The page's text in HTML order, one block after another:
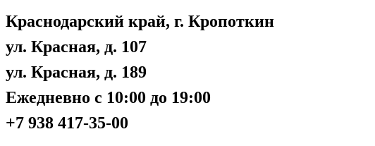
Краснодарский край, г. Кропоткин
ул. Красная, д. 107
ул. Красная, д. 189
Ежедневно с 10:00 до 19:00
+7 938 417-35-00